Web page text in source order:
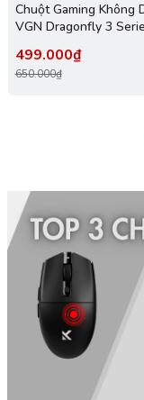
Chuột Gaming Không
VGN Dragonfly 3
54L15, Delay 0.175ms,
Lớp Phủ Ice-Feel
499.000₫
650.000₫